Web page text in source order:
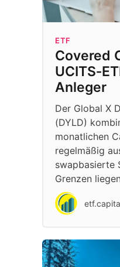
ETF
Covered
Anleger
Der Global X
(DYLD)
monatlichen
regelmäßig
swapbasierte
Grenzen